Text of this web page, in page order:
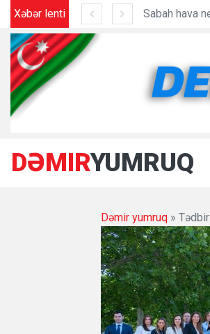
Xəbər lenti
DƏMIRYUMRUQ
Dəmir yumruq » Tədbir